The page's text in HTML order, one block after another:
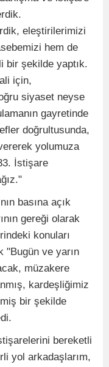
eleştirilerimizi
hem de
bir şekilde yaptık.
için,
siyaset neyse
gayretinde
doğrultusunda,
yolumuza
İstişare
basına açık
gereği olarak
konuları
"Bugün ve yarın
müzakere
kardeşliğimiz
bir şekilde
bereketli
yol arkadaşlarım,